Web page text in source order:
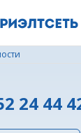
24 44